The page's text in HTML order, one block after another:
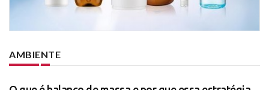
AMBIENTE